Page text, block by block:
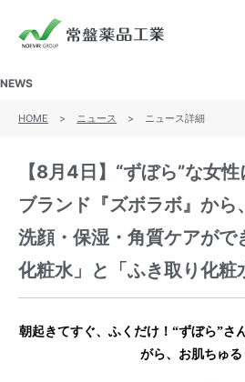
NEWS
HOME > ニュース > ニュース詳細
【8月4日】“ずぼら”な女
ブランド『ズボラボ』から
洗顔・保湿・角質ケアがで
化粧水」と「ふき取り化粧
朝起きてすぐ、ふくだけ！“ずぼら”さ
がら、お肌ちゅる